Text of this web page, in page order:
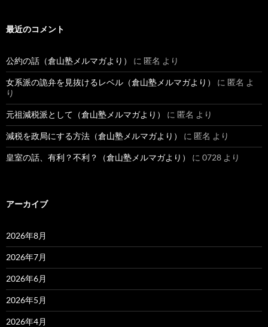
最近のコメント
公約の話（倉山塾メルマガより） に 匿名 より
女系派の詭弁を見抜けるレベル（倉山塾メルマガより） に 匿名 よ
り
元祖減税派として（倉山塾メルマガより） に 匿名 より
減税を政局にする方法（倉山塾メルマガより） に 匿名 より
皇室の話、有利？不利？（倉山塾メルマガより） に 0728 より
アーカイブ
2026年8月
2026年7月
2026年6月
2026年5月
2026年4月